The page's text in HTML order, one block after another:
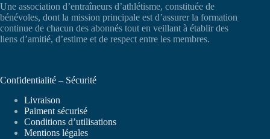
Une association d’entraîneurs d’athlétisme, constituée de
bénévoles, dont la mission principale est d’assurer la formation
continue de chacun des abonnés tout en veillant à établir des
liens d’amitié, d’estime et de respect entre les membres.
Confidentialité – Sécurité
Livraison
Paiment sécurisé
Conditions d’utilisations
Mentions légales